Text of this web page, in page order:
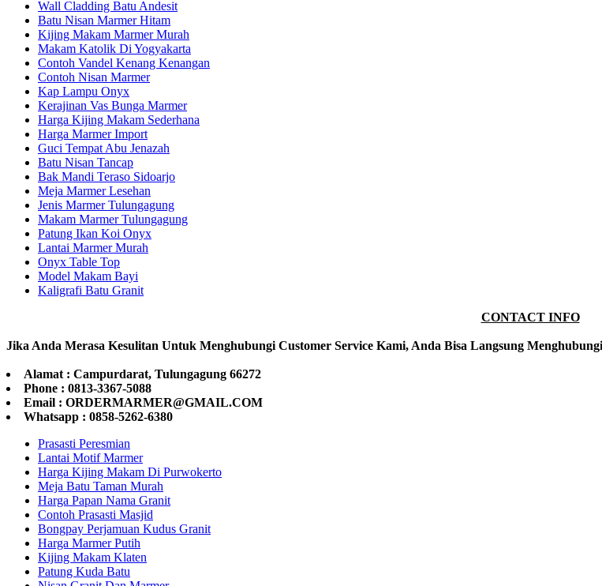
Wall Cladding Batu Andesit
Batu Nisan Marmer Hitam
Kijing Makam Marmer Murah
Makam Katolik Di Yogyakarta
Contoh Vandel Kenang Kenangan
Contoh Nisan Marmer
Kap Lampu Onyx
Kerajinan Vas Bunga Marmer
Harga Kijing Makam Sederhana
Harga Marmer Import
Guci Tempat Abu Jenazah
Batu Nisan Tancap
Bak Mandi Teraso Sidoarjo
Meja Marmer Lesehan
Jenis Marmer Tulungagung
Makam Marmer Tulungagung
Patung Ikan Koi Onyx
Lantai Marmer Murah
Onyx Table Top
Model Makam Bayi
Kaligrafi Batu Granit
CONTACT INFO
Jika Anda Merasa Kesulitan Untuk Menghubungi Customer Service Kami, Anda Bisa Langsung
Alamat : Campurdarat, Tulungagung 66272
Phone : 0813-3367-5088
Email : ORDERMARMER@GMAIL.COM
Whatsapp : 0858-5262-6380
Prasasti Peresmian
Lantai Motif Marmer
Harga Kijing Makam Di Purwokerto
Meja Batu Taman Murah
Harga Papan Nama Granit
Contoh Prasasti Masjid
Bongpay Perjamuan Kudus Granit
Harga Marmer Putih
Kijing Makam Klaten
Patung Kuda Batu